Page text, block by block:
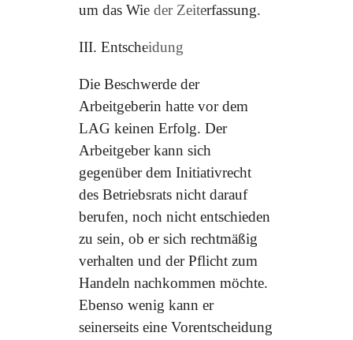
um das Wie der Zeiterfassung.
III. Entscheidung
Die Beschwerde der
Arbeitgeberin hatte vor dem
LAG keinen Erfolg. Der
Arbeitgeber kann sich
gegenüber dem Initiativrecht
des Betriebsrats nicht darauf
berufen, noch nicht entschieden
zu sein, ob er sich rechtmäßig
verhalten und der Pflicht zum
Handeln nachkommen möchte.
Ebenso wenig kann er
seinerseits eine Vorentscheidung